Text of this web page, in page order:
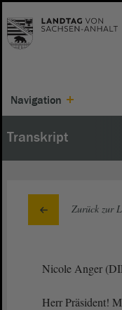
Navigation
Transkript
Zurück zur
Nicole Anger
Herr Präsident!